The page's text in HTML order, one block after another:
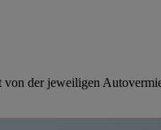
der jeweiligen